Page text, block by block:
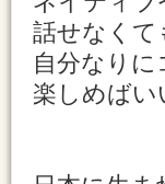
話せなくて
自分なり
楽しめばい